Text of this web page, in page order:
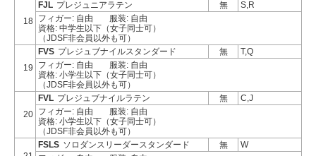
18
FJL プレジュニアラテン 無
S,R
フィガー: 自由
服装: 自由
資格: 中学生以下（女子同士可）
（JDSF非会員以外も可）
19
FVS プレジュブナイルスタンダード 無
T,Q
フィガー: 自由
服装: 自由
資格: 小学生以下（女子同士可）
（JDSF非会員以外も可）
20
FVL プレジュブナイルラテン 無
C,J
フィガー: 自由
服装: 自由
資格: 小学生以下（女子同士可）
（JDSF非会員以外も可）
FSLS ソロダンスリーダースタンダード 無
W